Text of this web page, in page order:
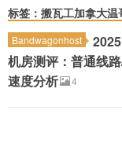
标签：搬瓦工加拿大
Bandwagonhost
机房测评：普通线
速度分析
4